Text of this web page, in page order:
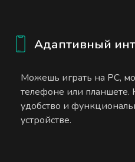
Адаптивный
Можешь играть на PC,
телефоне или планшете.
удобство и
устройстве.